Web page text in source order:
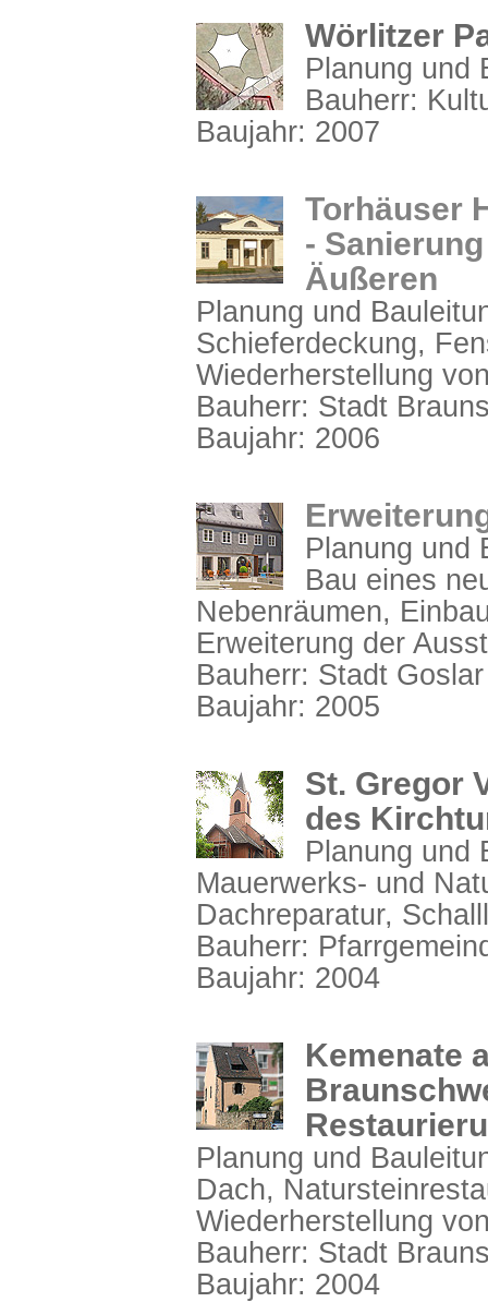
Wörlitzer
Planung und
Bauherr:
Baujahr: 2007
Torhäuser
-
Äußeren
Planung und
Schieferdeckung,
Wiederherstellung
Bauherr: Stadt
Baujahr: 2006
Planung und
Bau eines
Nebenräumen,
Erweiterung der
Bauherr: Stadt Goslar
Baujahr: 2005
St. Gregor
des
Planung und
Mauerwerks- und
Dachreparatur,
Bauherr:
Baujahr: 2004
Kemenate
Planung und
Dach,
Wiederherstellung
Bauherr: Stadt
Baujahr: 2004